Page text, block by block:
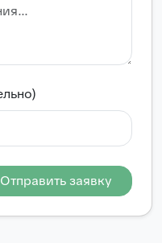
Отправить заявку